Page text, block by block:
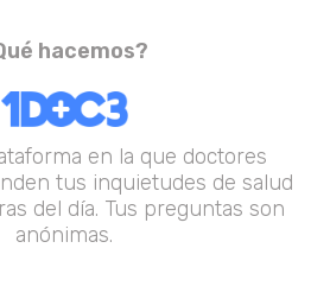
hacemos?
en la que doctores
tus inquietudes de salud
del día. Tus preguntas son
anónimas.